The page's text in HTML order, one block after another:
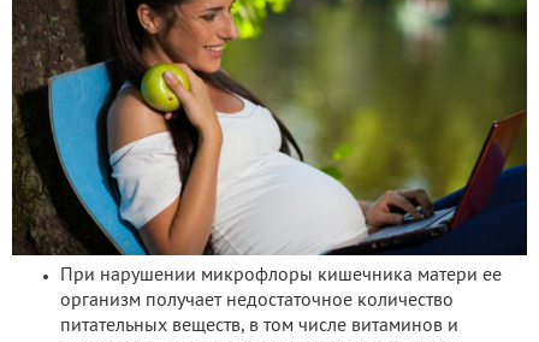
При нарушении микрофлоры кишечника матери ее
организм получает недостаточное количество
питательных веществ, в том числе витаминов и